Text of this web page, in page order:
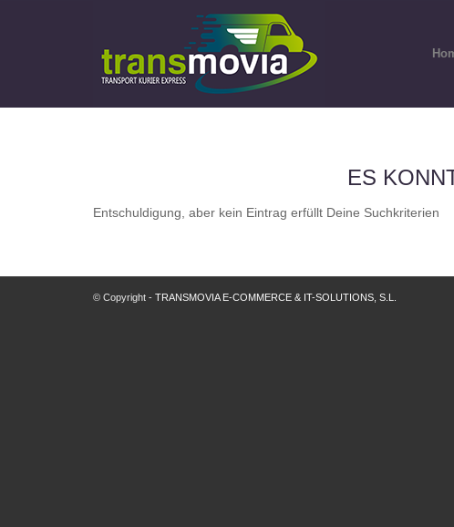
ES
Entschuldigung, aber kein Eintrag erfüllt Deine Suchkriterien
© Copyright - TRANSMOVIA E-COMMERCE & IT-SOLUTIONS, S.L.